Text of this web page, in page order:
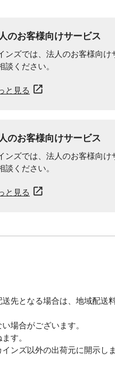
のお客様向けサービス
ンズでは、法人のお客様向
談ください。
と見る
のお客様向けサービス
ンズでは、法人のお客様向
談ください。
と見る
先となる場合は、地域配
場合がございます。
す。
ンズ以外の出荷元に開示し